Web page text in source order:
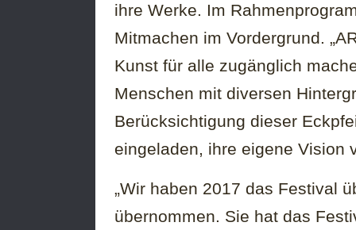
ihre Werke. Im
Mitmachen im Vordergrund.
Kunst für alle zugänglich
Menschen mit diversen
Berücksichtigung dieser
eingeladen, ihre eigene Vision
„Wir haben 2017 das Festival
übernommen. Sie hat das